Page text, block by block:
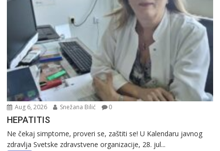
Aug 6, 2026 Snežana Bilić 0
HEPATITIS
Ne čekaj simptome, proveri se, zaštiti se! U Kalendaru javnog
zdravlja Svetske zdravstvene organizacije, 28. jul...